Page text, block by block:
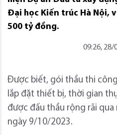
Đại học Kiến trúc Hà Nội,
500 tỷ đồng.
09:26, 28/
Được biết, gói thầu thi
lắp đặt thiết bị, thời gian
được đấu thầu rộng rãi
ngày 9/10/2023.